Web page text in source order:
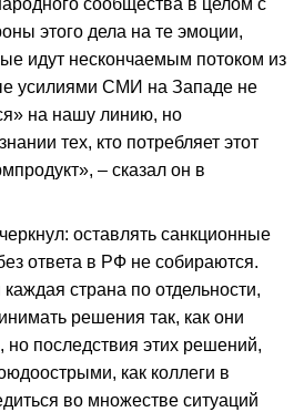
сообщества в целом с
этого дела на те эмоции,
идут нескончаемым потоком из
усилиями СМИ на Западе не
на нашу линию, но
тех, кто потребляет этот
– сказал он в
оставлять санкционные
ответа в РФ не собираются.
страна по отдельности,
решения так, как они
последствия этих решений,
как коллеги в
во множестве ситуаций